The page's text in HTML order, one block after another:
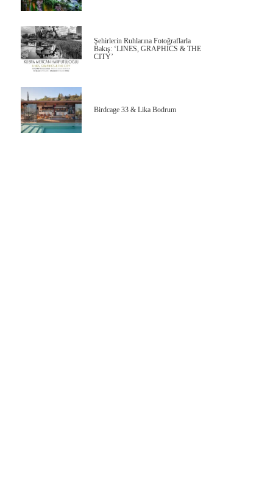
Şehirlerin Ruhlarına Fotoğraflarla
Bakış: ‘LINES, GRAPHICS & THE
CITY’
Birdcage 33 & Lika Bodrum